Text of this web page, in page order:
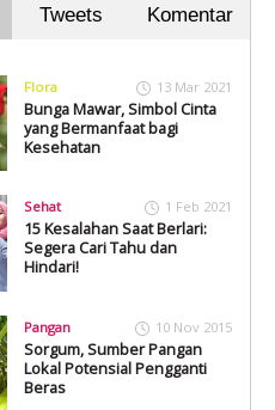
Tweets Komentar
Flora 13 Mar 2021
Bunga Mawar, Simbol Cinta
yang Bermanfaat bagi
Kesehatan
Sehat 1 Feb 2021
15 Kesalahan Saat Berlari:
Segera Cari Tahu dan
Hindari!
Pangan 10 Nov 2015
Sorgum, Sumber Pangan
Lokal Potensial Pengganti
Beras